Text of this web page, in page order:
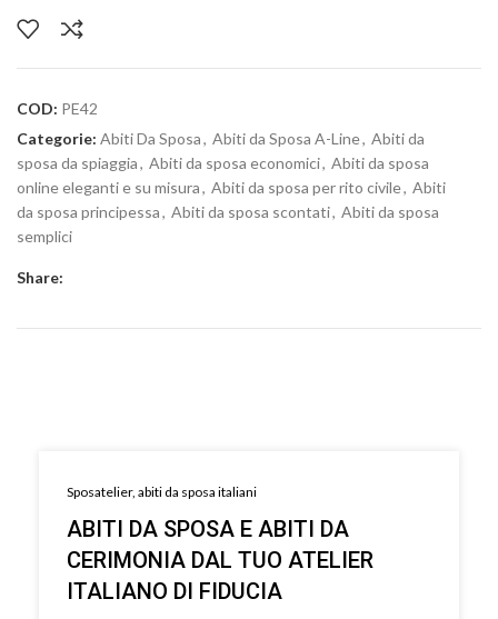
COD: PE42
Categorie: Abiti Da Sposa, Abiti da Sposa A-Line, Abiti da
sposa da spiaggia, Abiti da sposa economici, Abiti da sposa
online eleganti e su misura, Abiti da sposa per rito civile, Abiti
da sposa principessa, Abiti da sposa scontati, Abiti da sposa
semplici
Share:
Sposatelier, abiti da sposa italiani
ABITI DA SPOSA E ABITI DA
CERIMONIA DAL TUO ATELIER
ITALIANO DI FIDUCIA